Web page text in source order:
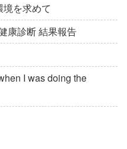
境を求めて
康診断 結果報告
I was doing the